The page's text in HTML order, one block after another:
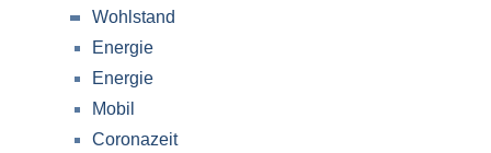
Wohlstand
Energie
Energie
Mobil
Coronazeit